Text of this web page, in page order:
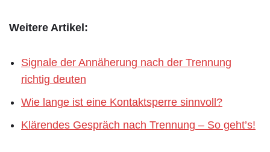
Weitere Artikel:
Signale der Annäherung nach der Trennung
richtig deuten
Wie lange ist eine Kontaktsperre sinnvoll?
Klärendes Gespräch nach Trennung – So geht’s!